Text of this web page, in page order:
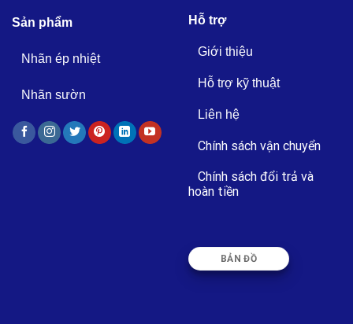
Sản phẩm
Nhãn ép nhiệt
Nhãn sườn
Hỗ trợ
Giới thiệu
Hỗ trợ kỹ thuật
Liên hệ
Chính sách vận chuyển
Chính sách đổi trả và
hoàn tiền
BẢN ĐỒ